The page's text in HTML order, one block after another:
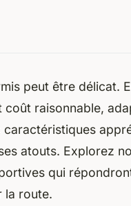
peut être délicat.
raisonnable,
atouts. Explorez
qui
la route.